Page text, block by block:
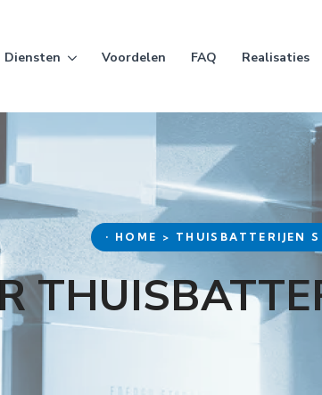
Diensten Voordelen FAQ Realisaties
• HOME > THUISBATTERIJEN